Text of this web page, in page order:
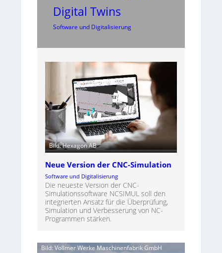
Digital Twins
Software und Digitalisierung
Bild: Hexagon AB
Neue Version der CNC-Simulation
Software und Digitalisierung
Die neueste Version der CNC-
Simulationssoftware NCSIMUL soll den
integrierten Ansatz für die Überprüfung,
Simulation und Verbesserung von NC-
Programmen stärken.
Bild: Vollmer Werke Maschinenfabrik GmbH